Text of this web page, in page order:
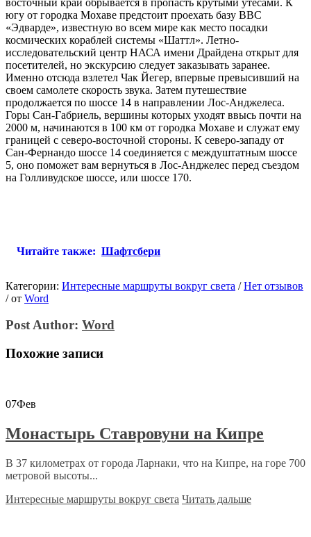
югу от городка Мохаве предстоит проехать базу ВВС
«Эдварде», известную во всем мире как место посадки
космических кораблей системы «Шаттл». Летно-
исследовательский центр НАСА имени Драйдена открыт для
посетителей, но экскурсию следует заказывать заранее.
Именно отсюда взлетел Чак Йегер, впервые превысивший на
своем самолете скорость звука. Затем путешествие
продолжается по шоссе 14 в направлении Лос-Анджелеса.
Горы Сан-Габриель, вершины которых уходят ввысь почти на
2000 м, начинаются в 100 км от городка Мохаве и служат ему
границей с северо-восточной стороны. К северо-западу от
Сан-Фернандо шоссе 14 соединяется с междуштатным шоссе
5, оно поможет вам вернуться в Лос-Анджелес перед съездом
на Голливудское шоссе, или шоссе 170.
Читайте также: Шафтсбери
Категории: Интересные маршруты вокруг света / Нет отзывов
/от Word
Post Author: Word
Похожие записи
07Фев
Монастырь Ставровуни на Кипре
В 37 километрах от города Ларнаки, что на Кипре, на горе 700
метровой высоты...
Интересные маршруты вокруг света Читать дальше